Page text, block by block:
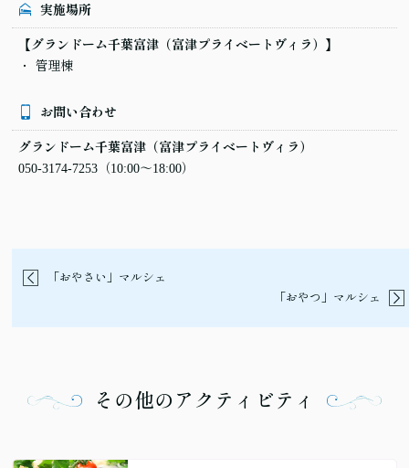
実施場所
【グランドーム千葉富津（富津プライベートヴィラ）】
管理棟
お問い合わせ
グランドーム千葉富津（富津プライベートヴィラ）
050-3174-7253 （10:00〜18:00）
「おやさい」マルシェ
「おやつ」マルシェ
その他のアクティビティ